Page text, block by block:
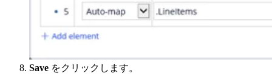
Save をクリックします。